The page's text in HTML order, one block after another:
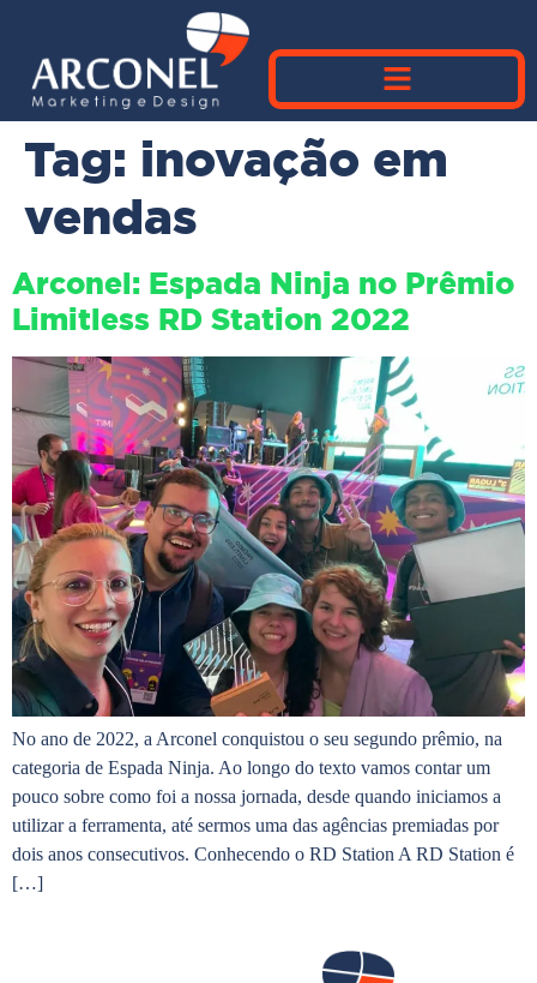
Tag: inovação em
vendas
Arconel: Espada Ninja no Prêmio
Limitless RD Station 2022
No ano de 2022, a Arconel conquistou o seu segundo prêmio, na
categoria de Espada Ninja. Ao longo do texto vamos contar um
pouco sobre como foi a nossa jornada, desde quando iniciamos a
utilizar a ferramenta, até sermos uma das agências premiadas por
dois anos consecutivos. Conhecendo o RD Station A RD Station é
[…]